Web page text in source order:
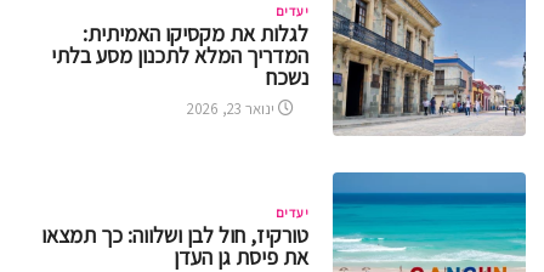
יעדים
לגלות את מקסיקו האמיתית:
המדריך המלא לתכנון מסע בלתי
נשכח
ינואר 23, 2026
יעדים
טורקיז, חול לבן ושלווה: כך תמצאו
את פיסת גן העדן